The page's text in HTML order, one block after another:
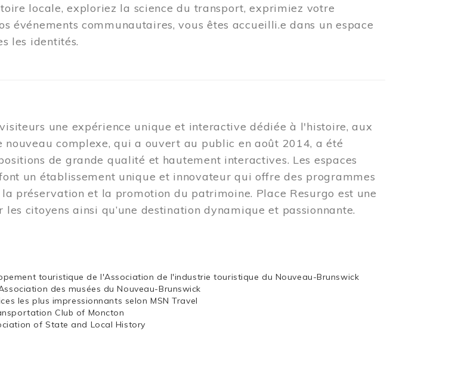
locale, exploriez la science du transport, exprimiez votre
événements communautaires, vous êtes accueilli.e dans un espace
les identités.
une expérience unique et interactive dédiée à l'histoire, aux
nouveau complexe, qui a ouvert au public en août 2014, a été
de grande qualité et hautement interactives. Les espaces
un établissement unique et innovateur qui offre des programmes
préservation et la promotion du patrimoine. Place Resurgo est une
citoyens ainsi qu’une destination dynamique et passionnante.
touristique de l'Association de l'industrie touristique du Nouveau-Brunswick
des musées du Nouveau-Brunswick
les plus impressionnants selon MSN Travel
Club of Moncton
of State and Local History